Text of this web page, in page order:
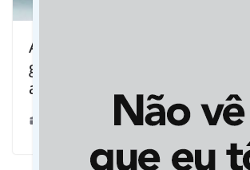
Aumento de pacientes com
gripais faz Hospital Cassems
alerta